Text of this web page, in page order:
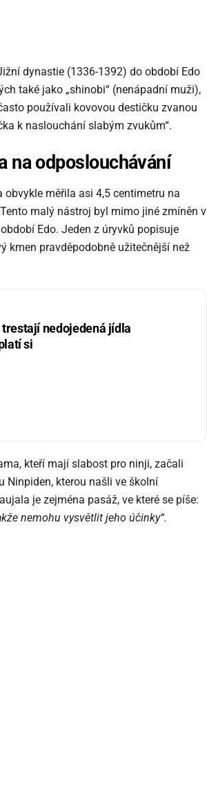
dynastie (1336-1392) do období Edo
také jako „shinobi“ (nenápadní muži),
používali kovovou destičku zvanou
k naslouchání slabým zvukům“.
na odposlouchávání
měřila asi 4,5 centimetru na
malý nástroj byl mimo jiné zmíněn v
Edo. Jeden z úryvků popisuje
kmen pravděpodobně užitečnější než
nedojedená jídla
si
kteří mají slabost pro ninji, začali
Ninpiden, kterou našli ve školní
je zejména pasáž, ve které se píše:
nemohu vysvětlit jeho účinky“.